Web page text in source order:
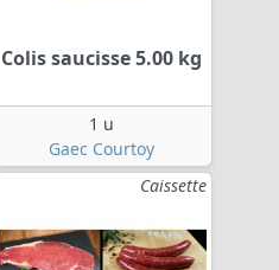
Colis saucisse 5.00 kg
1 u
Gaec Courtoy
Caissette